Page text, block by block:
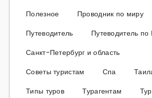
Полезное
Проводник по миру
Путеводитель
Путеводитель по
Санкт-Петербург и область
Советы туристам
Спа
Типы туров
Турагентам